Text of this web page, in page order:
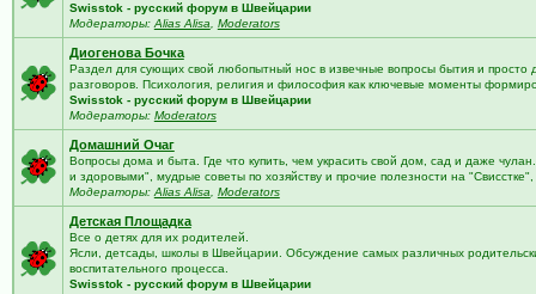
Swisstok - русский форум в Швейцарии
Модераторы: Alias Alisa Moderators
Диогенова Бочка
Раздел для сующих свой любопытный нос в извечные вопросы бытия и просто
разговоров. Психология, религия и философия как ключевые моменты
Swisstok - русский форум в Швейцарии
Модераторы: Moderators
Домашний Очаг
Вопросы дома и быта. Где что купить, чем украсить свой дом, сад и даже
и здоровыми", мудрые советы по хозяйству и прочие полезности на "Свисстке",
Модераторы: Alias Alisa Moderators
Детская Площадка
Все о детях для их родителей.
Ясли, детсады, школы в Швейцарии. Обсуждение самых различных
воспитательного процесса.
Swisstok - русский форум в Швейцарии